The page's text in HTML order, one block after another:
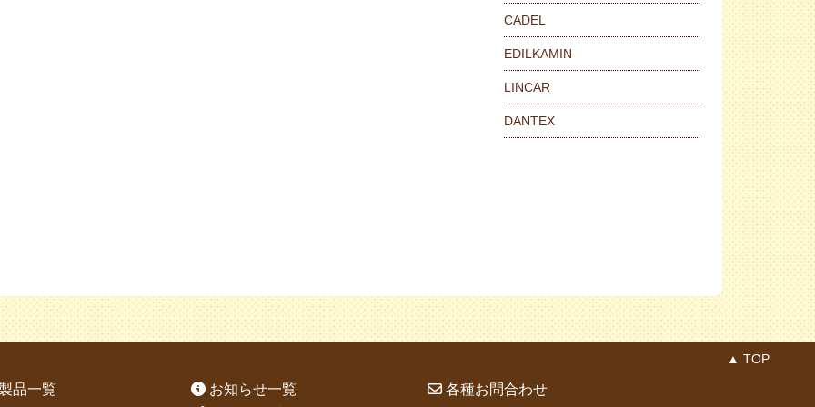
CADEL
EDILKAMIN
LINCAR
DANTEX
▲ TOP
品一覧
お知らせ一覧
各種お問合わせ